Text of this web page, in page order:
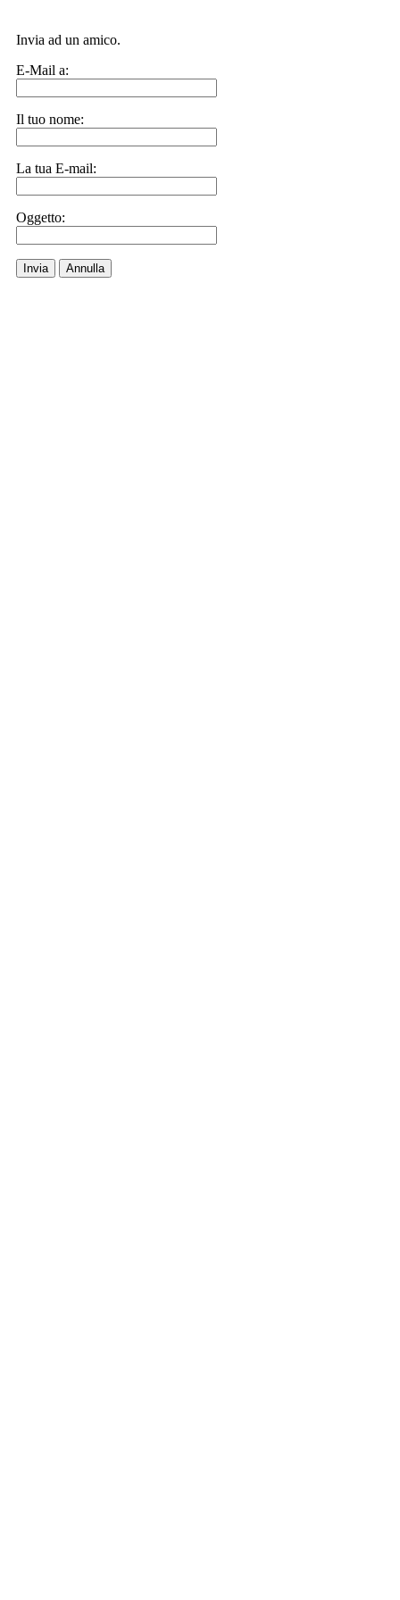
Invia ad un amico.
E-Mail a:
Il tuo nome:
La tua E-mail:
Oggetto:
Invia Annulla